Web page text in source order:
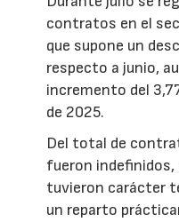
contratos en el
que supone un
respecto a junio,
incremento del
de 2025.
Del total de
fueron
tuvieron carácter
un reparto